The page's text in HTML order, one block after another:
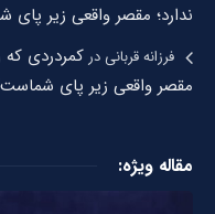
ندارد؛ مقصر واقعی زیر
فرزانه قربانیدر کمردردی
مقصر واقعی زیر پای
مقاله ویژه: